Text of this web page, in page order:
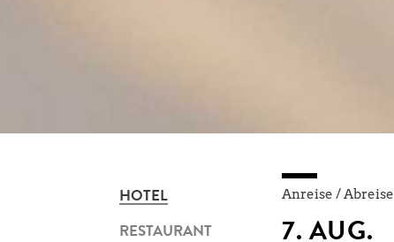
HOTEL
RESTAURANT
Anreise / Abreise